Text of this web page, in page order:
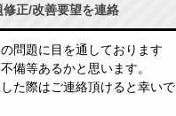
修正/改善要望を連絡
問題に目を通しております
備等あるかと思います。
た際はご連絡頂けると幸いで